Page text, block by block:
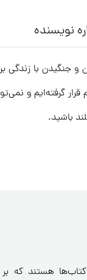
to
increase
or
decrease
volume.
نویسنده
جنگیدن با زندگی
گرفته‌ایم و
باشید.
هستند که